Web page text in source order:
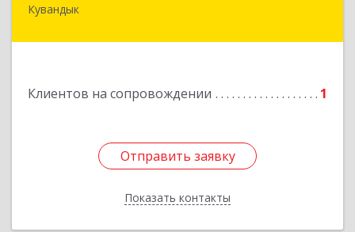
Кувандык
Клиентов на сопровождении 1
Отправить заявку
Показать контакты
462243, Оренбургская обл, Кувандыкский р-н,
Отправить заявку
Назад